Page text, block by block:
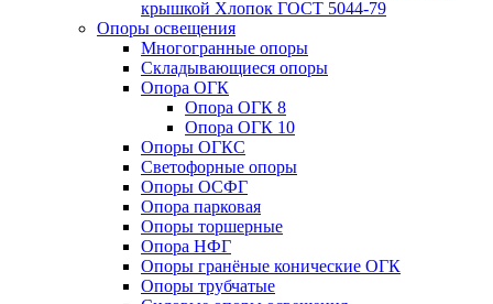
крышкой Хлопок ГОСТ 5044-79
Опоры освещения
Многогранные опоры
Складывающиеся опоры
Опора ОГК
Опора ОГК 8
Опора ОГК 10
Опоры ОГКС
Светофорные опоры
Опоры ОСФГ
Опора парковая
Опоры торшерные
Опора НФГ
Опоры гранёные конические ОГК
Опоры трубчатые